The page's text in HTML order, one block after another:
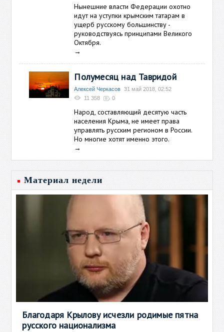
Нынешние власти Федерации охотно
идут на уступки крымским татарам в
ущерб русскому большинству -
руководствуясь принципами Великого
Октября.
→
Полумесяц над Тавридой
Алексей Черкасов
31 май 2018, 02:52
11 358
0
Народ, составляющий десятую часть
населения Крыма, не имеет права
управлять русским регионом в России.
Но многие хотят именно этого.
→
Материал недели
Благодаря Крылову исчезли родимые пятна
русского национализма